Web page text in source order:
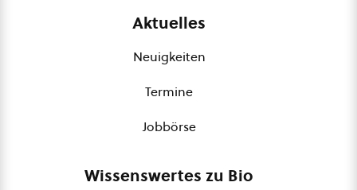
Aktuelles
Neuigkeiten
Termine
Jobbörse
Wissenswertes zu Bio